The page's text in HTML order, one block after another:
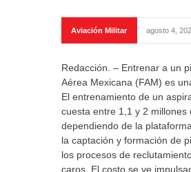
Aviación Militar agosto 4,
Redacción. – Entrenar a un
Aérea Mexicana (FAM) es
El entrenamiento de un
cuesta entre 1,1 y 2 millones
dependiendo de la
la captación y formación de
los procesos de
caros. El costo se ve